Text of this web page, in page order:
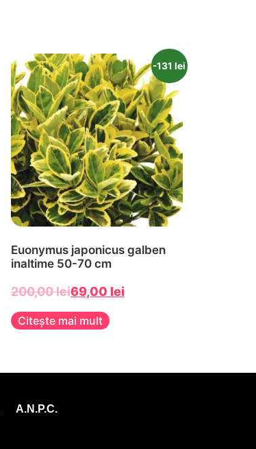
-131 lei
Euonymus japonicus galben
inaltime 50-70 cm
200,00lei69,00 lei
Citește mai mult
A.N.P.C.